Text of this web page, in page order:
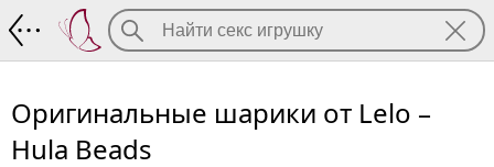
Оригинальные шарики от Lelo –
Hula Beads
Оригинальные шарики от Lelo – Hula